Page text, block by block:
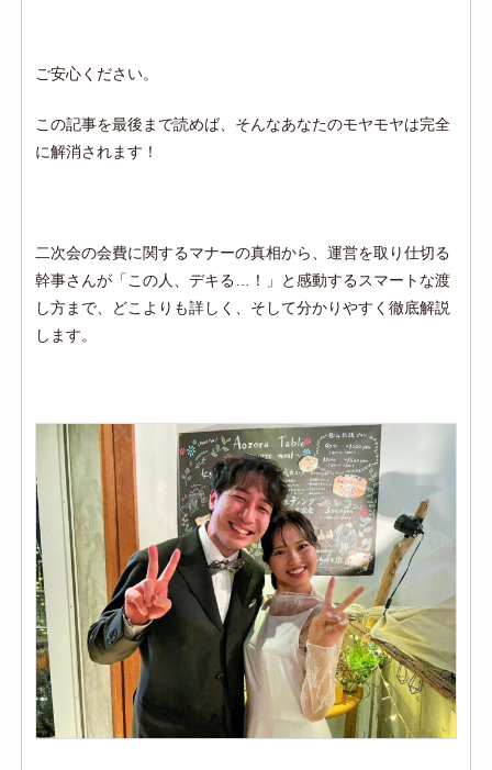
ご安心ください。
この記事を最後まで読めば、そんなあなたのモヤモヤは完全
に解消されます！
二次会の会費に関するマナーの真相から、運営を取り仕切る
幹事さんが「この人、デキる…！」と感動するスマートな渡
し方まで、どこよりも詳しく、そして分かりやすく徹底解説
します。